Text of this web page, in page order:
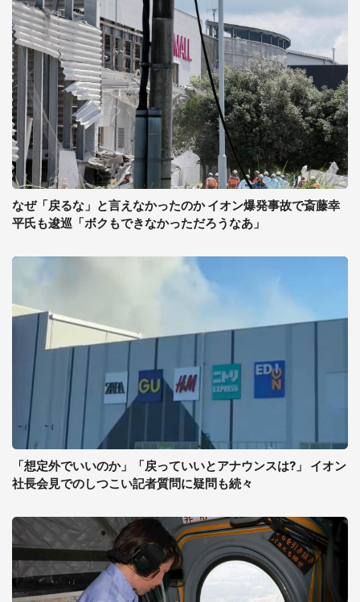
なぜ「戻るな」と言えなかったのか イオン爆発事故で斎藤幸
平氏も逡巡「ボクもできなかっただろうなあ」
「想定外でいいのか」「戻っていいとアナウンスは?」 イオン
社長会見でのしつこい記者質問に疑問も続々